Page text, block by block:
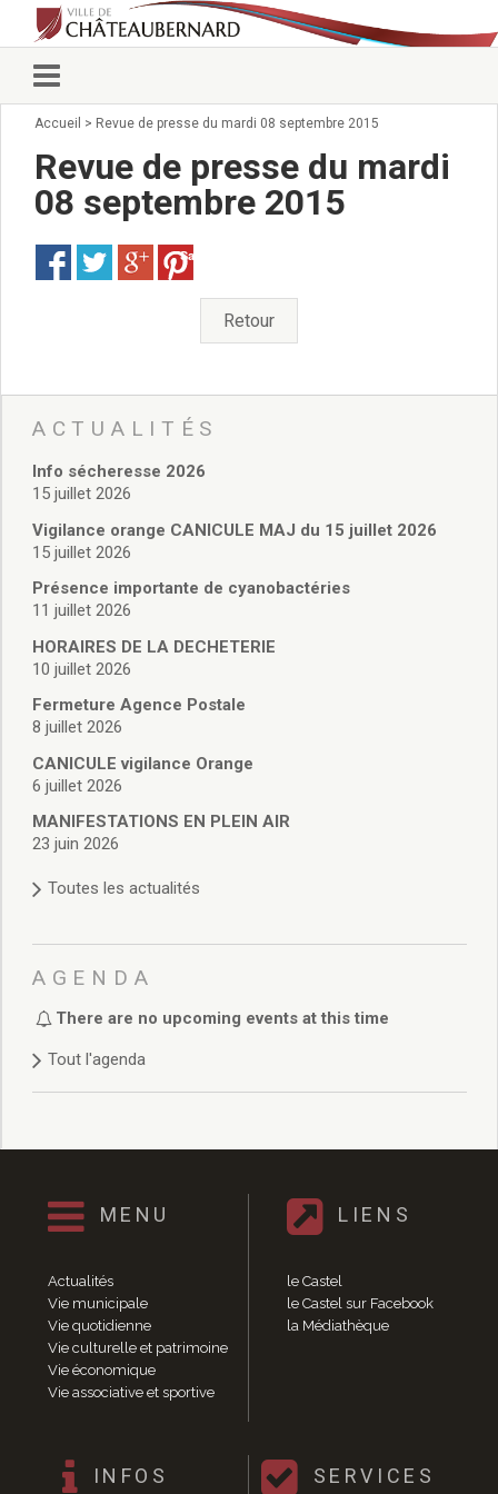
Vie municipale
Conseillers municipaux
Commissions 2026
Arrêtés du Maire
Services municipaux
Pour venir nous voir
administratives
Services Techniques
Affaires Scolaires
Vie associative
Police Municipale/règlementation
Cimetière/réglementation funéraire
Services en ligne
Licences boissons
Cadastre
Actes d’état civil
Budget de Fonctionnement
Budget d’Investissement
Conseils municipaux
Règlement du conseil municipal
Délibérations 2025
Délibérations 2022
Délibérations 2021
Délibérations 2020
Délibérations 2019
Délibérations 2018
Délibérations 2014
Délibérations 2013
Délibérations 2011
Délibérations 2010
Délibérations 2009
Délibérations 2008
Agenda réunions publiques
Marchés publics
Vie quotidienne
Accueil > Revue de presse du mardi 08 septembre 2015
Revue de presse du mardi
08 septembre 2015
Save
Retour
ACTUALITÉS
Info sécheresse 2026
15 juillet 2026
Vigilance orange CANICULE MAJ du 15 juillet 2026
15 juillet 2026
Présence importante de cyanobactéries
11 juillet 2026
HORAIRES DE LA DECHETERIE
10 juillet 2026
Fermeture Agence Postale
8 juillet 2026
CANICULE vigilance Orange
6 juillet 2026
MANIFESTATIONS EN PLEIN AIR
23 juin 2026
Toutes les actualités
AGENDA
There are no upcoming events at this time
Tout l'agenda
MENU
Actualités
Vie municipale
Vie quotidienne
Vie culturelle et patrimoine
Vie économique
Vie associative et sportive
LIENS
le Castel
le Castel sur Facebook
la Médiathèque
INFOS SERVICES